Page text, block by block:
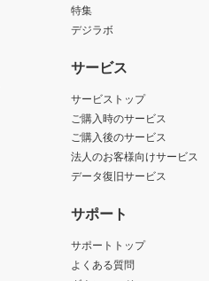
特集
デジラボ
サービス
サービストップ
ご購入時のサービス
ご購入後のサービス
法人のお客様向けサービス
データ復旧サービス
サポート
サポートトップ
よくある質問